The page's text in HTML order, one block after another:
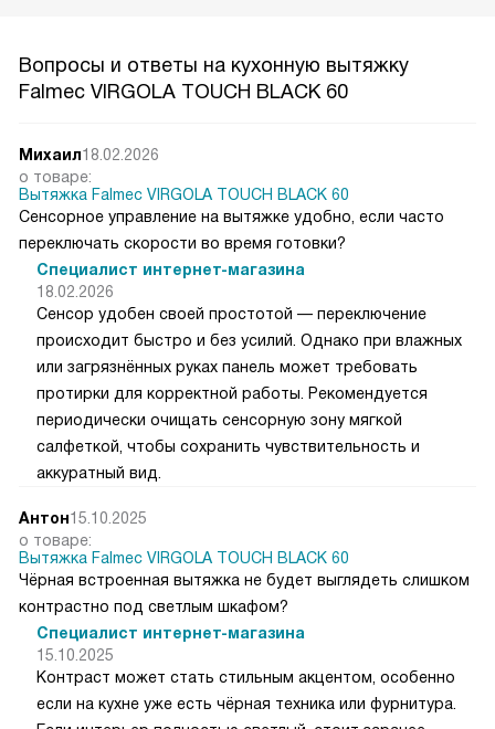
Вопросы и ответы на кухонную вытяжку
Falmec VIRGOLA TOUCH BLACK 60
Михаил18.02.2026
о товаре:
Вытяжка Falmec VIRGOLA TOUCH BLACK 60
Сенсорное управление на вытяжке удобно, если часто
переключать скорости во время готовки?
Специалист интернет-магазина
18.02.2026
Сенсор удобен своей простотой — переключение
происходит быстро и без усилий. Однако при влажных
или загрязнённых руках панель может требовать
протирки для корректной работы. Рекомендуется
периодически очищать сенсорную зону мягкой
салфеткой, чтобы сохранить чувствительность и
аккуратный вид.
Антон15.10.2025
о товаре:
Вытяжка Falmec VIRGOLA TOUCH BLACK 60
Чёрная встроенная вытяжка не будет выглядеть слишком
контрастно под светлым шкафом?
Специалист интернет-магазина
15.10.2025
Контраст может стать стильным акцентом, особенно
если на кухне уже есть чёрная техника или фурнитура.